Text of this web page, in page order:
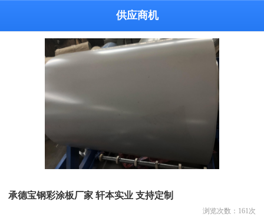
供应商机
承德宝钢彩涂板厂家 轩本实业 支持定制
浏览次数： 161 次